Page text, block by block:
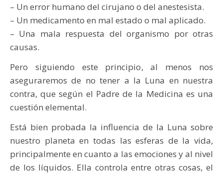
– Un error humano del cirujano o del anestesista.
– Un medicamento en mal estado o mal aplicado.
– Una mala respuesta del organismo por otras
causas.
Pero siguiendo este principio, al menos nos
aseguraremos de no tener a la Luna en nuestra
contra, que según el Padre de la Medicina es una
cuestión elemental.
Está bien probada la influencia de la Luna sobre
nuestro planeta en todas las esferas de la vida,
principalmente en cuanto a las emociones y al nivel
de los líquidos. Ella controla entre otras cosas, el